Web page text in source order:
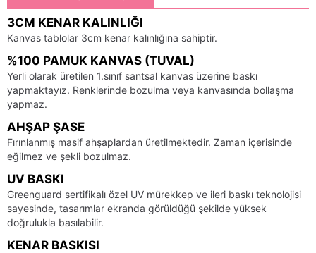
3CM KENAR KALINLIĞI
Kanvas tablolar 3cm kenar kalınlığına sahiptir.
%100 PAMUK KANVAS (TUVAL)
Yerli olarak üretilen 1.sınıf santsal kanvas üzerine baskı
yapmaktayız. Renklerinde bozulma veya kanvasında bollaşma
yapmaz.
AHŞAP ŞASE
Fırınlanmış masif ahşaplardan üretilmektedir. Zaman içerisinde
eğilmez ve şekli bozulmaz.
UV BASKI
Greenguard sertifikalı özel UV mürekkep ve ileri baskı teknolojisi
sayesinde, tasarımlar ekranda görüldüğü şekilde yüksek
doğrulukla basılabilir.
KENAR BASKISI